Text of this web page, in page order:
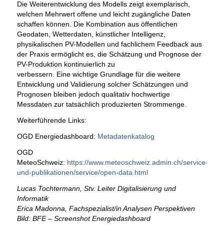
Die Weiterentwicklung des Modells zeigt exemplarisch,
welchen Mehrwert offene und leicht zugängliche Daten
schaffen können. Die Kombination aus öffentlichen
Geodaten, Wetterdaten, künstlicher Intelligenz,
physikalischen PV-Modellen und fachlichem Feedback aus
der Praxis ermöglicht es, die Schätzung und Prognose der
PV-Produktion kontinuierlich zu
verbessern. Eine wichtige Grundlage für die weitere
Entwicklung und Validierung solcher Schätzungen und
Prognosen bleiben jedoch qualitativ hochwertige
Messdaten zur tatsächlich produzierten Strommenge.
Weiterführende Links:
OGD Energiedashboard: Metadatenkatalog
OGD
MeteoSchweiz: https://www.meteoschweiz.admin.ch/service-
und-publikationen/service/open-data.html
Lucas Tochtermann, Stv. Leiter Digitalisierung und
Informatik
Erica Madonna, Fachspezialist/in Analysen Perspektiven
Bild: BFE – Screenshot Energiedashboard